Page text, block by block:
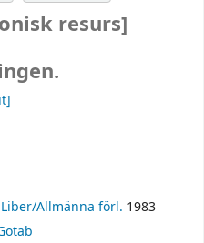
resurs]
Liber/Allmänna förl. 1983